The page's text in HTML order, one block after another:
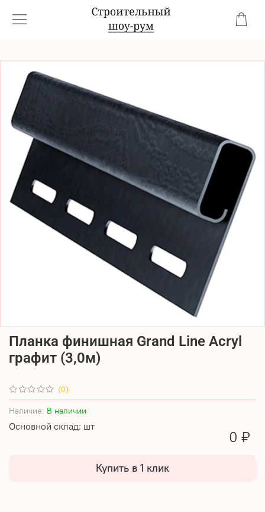
(0)
Наличие: В наличии
Основной склад: шт
Планка финишная Grand Line Acryl
графит (3,0м)
0 ₽
Купить в 1 клик